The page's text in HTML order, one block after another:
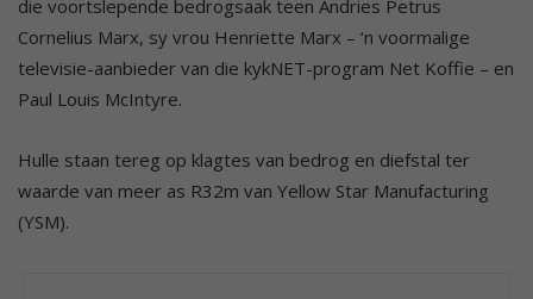
die voortslepende bedrogsaak teen Andries Petrus
Cornelius Marx, sy vrou Henriette Marx – ‘n voormalige
televisie-aanbieder van die kykNET-program Net Koffie – en
Paul Louis McIntyre.
Hulle staan tereg op klagtes van bedrog en diefstal ter
waarde van meer as R32m van Yellow Star Manufacturing
(YSM).